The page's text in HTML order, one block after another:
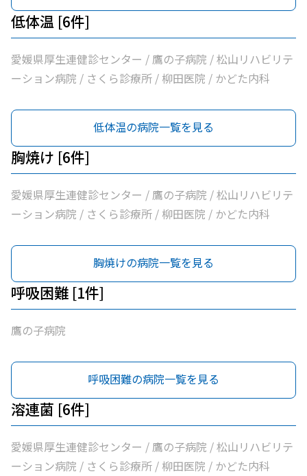
低体温 [6件]
愛媛県厚生連健診センター / 鷹の子病院 / 松山リハビリテ
ーション病院 / さくら診療所 / 柳田医院 / かどた内科
低体温の病院一覧を見る
胸焼け [6件]
愛媛県厚生連健診センター / 鷹の子病院 / 松山リハビリテ
ーション病院 / さくら診療所 / 柳田医院 / かどた内科
胸焼けの病院一覧を見る
呼吸困難 [1件]
鷹の子病院
呼吸困難の病院一覧を見る
溶連菌 [6件]
愛媛県厚生連健診センター / 鷹の子病院 / 松山リハビリテ
ーション病院 / さくら診療所 / 柳田医院 / かどた内科